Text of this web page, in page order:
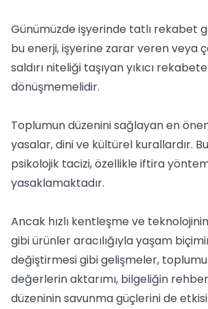
Günümüzde işyerinde tatlı rekabet
bu enerji, işyerine zarar veren veya
saldırı niteliği taşıyan yıkıcı rekabete
dönüşmemelidir.
Toplumun düzenini sağlayan en
yasalar, dini ve kültürel kurallardır.
psikolojik tacizi, özellikle iftira
yasaklamaktadır.
Ancak hızlı kentleşme ve
gibi ürünler aracılığıyla yaşam
değiştirmesi gibi gelişmeler,
değerlerin aktarımı, bilgeliğin
düzeninin savunma güçlerini de